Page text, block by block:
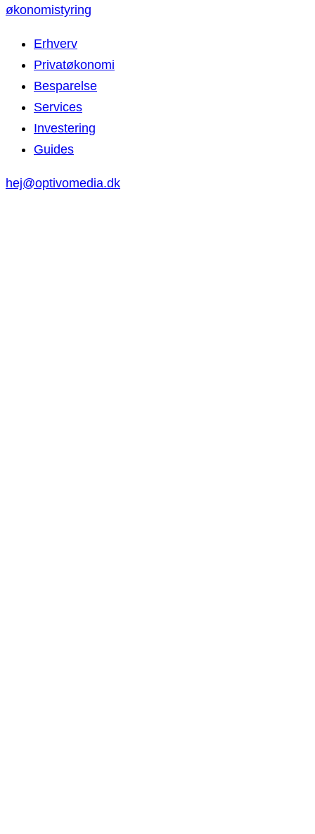
økonomistyring
Erhverv
Privatøkonomi
Besparelse
Services
Investering
Guides
hej@optivomedia.dk